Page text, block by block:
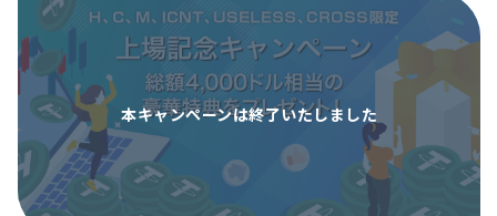
本キャンペーンは終了いたしました